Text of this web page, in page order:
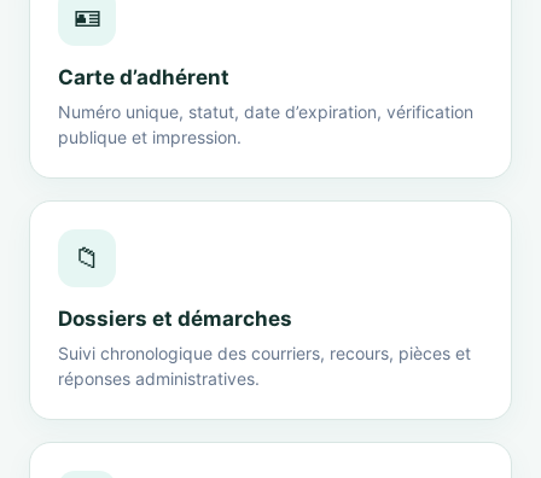
🪪
Carte d’adhérent
Numéro unique, statut, date d’expiration, vérification
publique et impression.
📁
Dossiers et démarches
Suivi chronologique des courriers, recours, pièces et
réponses administratives.